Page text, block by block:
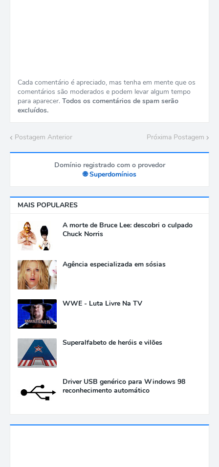
Cada comentário é apreciado, mas tenha em mente que os
comentários são moderados e podem levar algum tempo
para aparecer. Todos os comentários de spam serão
excluídos.
Postagem Anterior Próxima Postagem
Domínio registrado com o provedor
🌐 Superdomínios
MAIS POPULARES
A morte de Bruce Lee: descobri o culpado
Chuck Norris
Agência especializada em sósias
WWE - Luta Livre Na TV
Superalfabeto de heróis e vilões
Driver USB genérico para Windows 98
reconhecimento automático